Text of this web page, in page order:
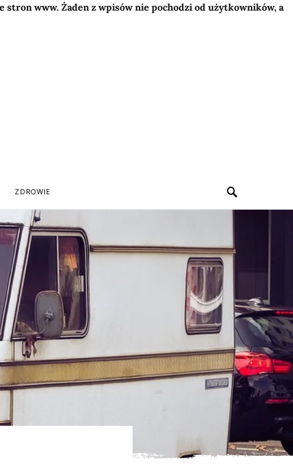
stron www. Żaden z wpisów nie pochodzi od użytkowników, a
ZDROWIE